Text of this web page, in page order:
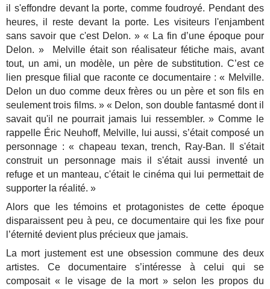
il s'effondre devant la porte, comme foudroyé. Pendant des
heures, il reste devant la porte. Les visiteurs l'enjambent
sans savoir que c'est Delon. » « La fin d’une époque pour
Delon. » Melville était son réalisateur fétiche mais, avant
tout, un ami, un modèle, un père de substitution. C’est ce
lien presque filial que raconte ce documentaire : « Melville.
Delon un duo comme deux frères ou un père et son fils en
seulement trois films. » « Delon, son double fantasmé dont il
savait qu'il ne pourrait jamais lui ressembler. » Comme le
rappelle Éric Neuhoff, Melville, lui aussi, s’était composé un
personnage : « chapeau texan, trench, Ray-Ban. Il s'était
construit un personnage mais il s'était aussi inventé un
refuge et un manteau, c'était le cinéma qui lui permettait de
supporter la réalité. »
Alors que les témoins et protagonistes de cette époque
disparaissent peu à peu, ce documentaire qui les fixe pour
l’éternité devient plus précieux que jamais.
La mort justement est une obsession commune des deux
artistes. Ce documentaire s’intéresse à celui qui se
composait « le visage de la mort » selon les propos du